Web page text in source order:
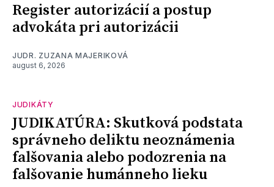
Register autorizácií a postup
advokáta pri autorizácii
JUDR. ZUZANA MAJERIKOVÁ
august 6, 2026
JUDIKÁTY
JUDIKATÚRA: Skutková podstata
správneho deliktu neoznámenia
falšovania alebo podozrenia na
falšovanie humánneho lieku